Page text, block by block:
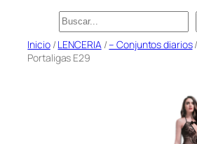
contenido
Buscar
Inicio/LENCERIA/– Conjuntos diarios
Portaligas E29